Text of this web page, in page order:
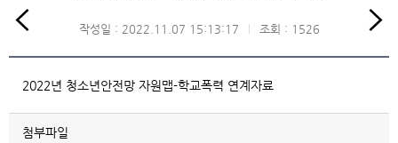
작성일 : 2022.11.07 15:13:17 조회 : 1526
2022년 청소년안전망 자원맵-학교폭력 연계자료
첨부파일